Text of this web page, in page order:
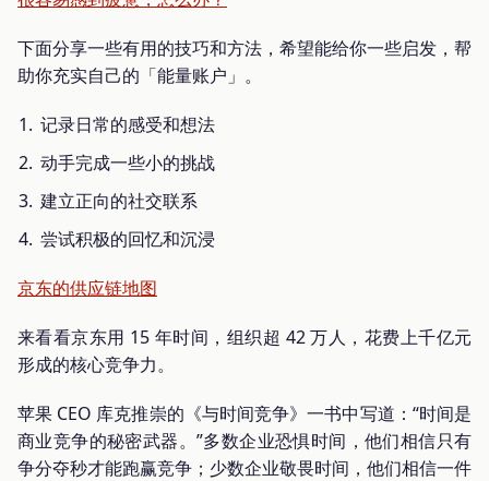
下面分享一些有用的技巧和方法，希望能给你一些启发，帮
助你充实自己的「能量账户」。
记录日常的感受和想法
动手完成一些小的挑战
建立正向的社交联系
尝试积极的回忆和沉浸
京东的供应链地图
来看看京东用 15 年时间，组织超 42 万人，花费上千亿元
形成的核心竞争力。
苹果 CEO 库克推崇的《与时间竞争》一书中写道：“时间是
商业竞争的秘密武器。”多数企业恐惧时间，他们相信只有
争分夺秒才能跑赢竞争；少数企业敬畏时间，他们相信一件